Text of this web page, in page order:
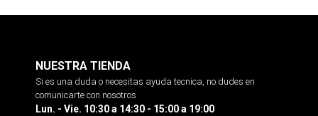
NUESTRA TIENDA
Si es una duda o necesitas ayuda tecnica, no dudes en
comunicarte con nosotros
Lun. - Vie. 10:30 a 14:30 - 15:00 a 19:00